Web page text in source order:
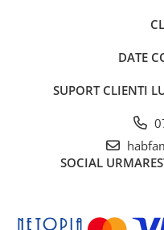
DATE
SUPORT CLIENTI
SOCIAL